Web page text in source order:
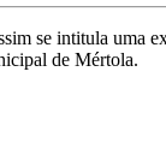
se intitula uma
de Mértola.